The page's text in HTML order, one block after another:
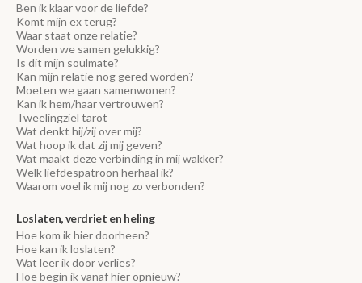
Ben ik klaar voor de liefde?
Komt mijn ex terug?
Waar staat onze relatie?
Worden we samen gelukkig?
Is dit mijn soulmate?
Kan mijn relatie nog gered worden?
Moeten we gaan samenwonen?
Kan ik hem/haar vertrouwen?
Tweelingziel tarot
Wat denkt hij/zij over mij?
Wat hoop ik dat zij mij geven?
Wat maakt deze verbinding in mij wakker?
Welk liefdespatroon herhaal ik?
Waarom voel ik mij nog zo verbonden?
Loslaten, verdriet en heling
Hoe kom ik hier doorheen?
Hoe kan ik loslaten?
Wat leer ik door verlies?
Hoe begin ik vanaf hier opnieuw?